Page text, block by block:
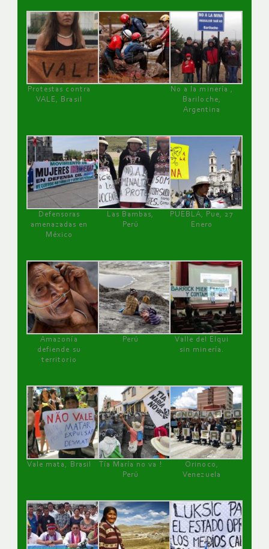
Protestas contra
VALE, Brasil
No a la minería ,
Bariloche,
Argentina
Defensoras
amenazadas en
México
Las Bambas,
Perú
PUEBLA, Pue, 27
Enero
Amazonía
defiende su
territorio
Perú
Valle del Elqui
sin minería.
Vale mata, Brasil
Tía María no va !
Perú
Orinoco,
Venezuela